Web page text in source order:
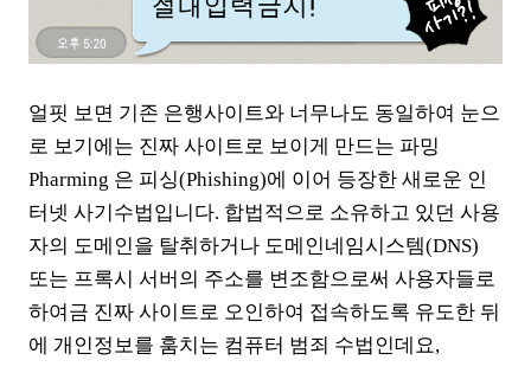
얼핏 보면 기존 은행사이트와 너무나도 동일하여 눈으
로 보기에는 진짜 사이트로 보이게 만드는 파밍
Pharming 은 피싱(Phishing)에 이어 등장한 새로운 인
터넷 사기수법입니다. 합법적으로 소유하고 있던 사용
자의 도메인을 탈취하거나 도메인네임시스템(DNS)
또는 프록시 서버의 주소를 변조함으로써 사용자들로
하여금 진짜 사이트로 오인하여 접속하도록 유도한 뒤
에 개인정보를 훔치는 컴퓨터 범죄 수법인데요,